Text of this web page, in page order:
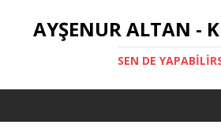
AYŞENUR ALTAN -
SEN DE